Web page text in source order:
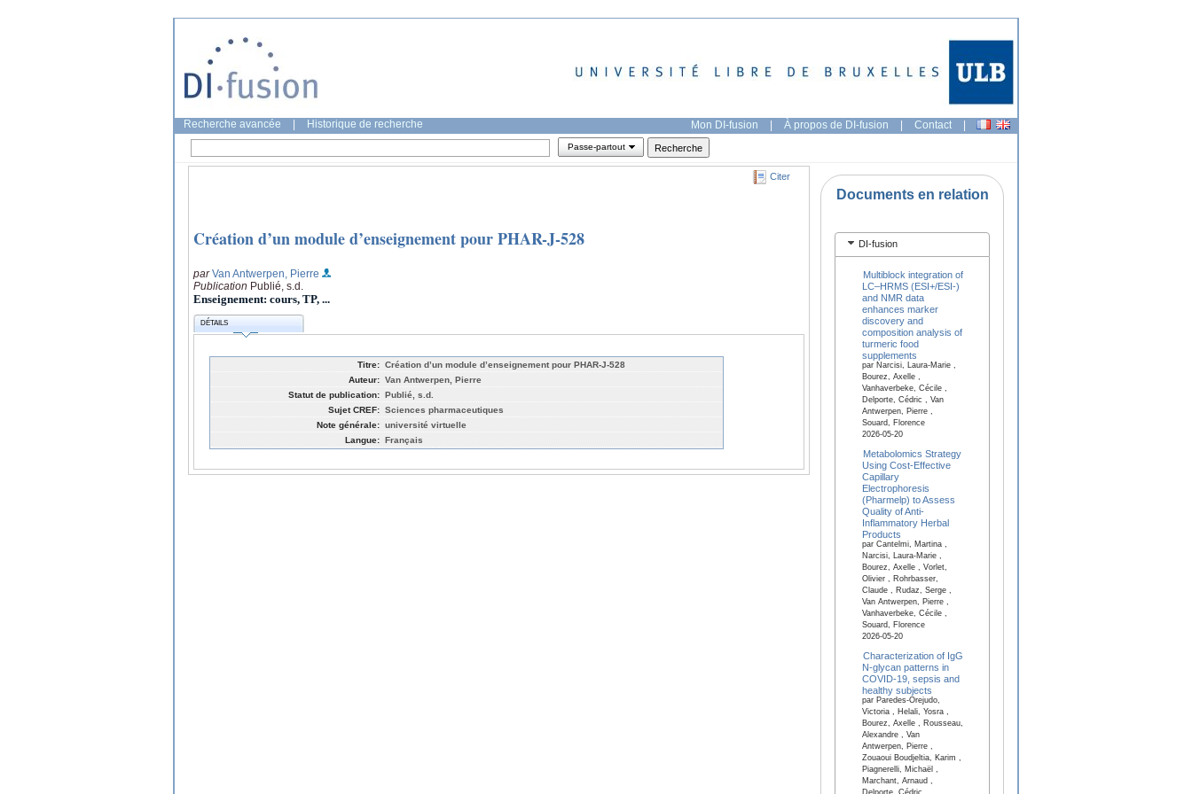
Recherche avancée Historique de recherche Mon DI-fusion | À propos de DI-fusion | Contact |
Passe-partout
Citer
Création d’un module d’enseignement pour PHAR-J-528
parVan Antwerpen, Pierre
Publication Publié, s.d.
Enseignement: cours, TP, ...
DÉTAILS
Titre: Création d’un module d’enseignement pour PHAR-J-528
Auteur: Van Antwerpen, Pierre
Statut de publication: Publié, s.d.
Sujet CREF: Sciences pharmaceutiques
Note générale: université virtuelle
Langue: Français
Documents en relation
DI-fusion
Multiblock integration of
LC–HRMS (ESI+/ESI-)
and NMR data
enhances marker
discovery and
composition analysis of
turmeric food
supplements
par Narcisi, Laura-Marie ,
Bourez, Axelle ,
Vanhaverbeke, Cécile ,
Delporte, Cédric , Van
Antwerpen, Pierre ,
Souard, Florence
2026-05-20
Metabolomics Strategy
Using Cost-Effective
Capillary
Electrophoresis
(Pharmelp) to Assess
Quality of Anti-
Inflammatory Herbal
Products
par Cantelmi, Martina ,
Narcisi, Laura-Marie ,
Bourez, Axelle , Vorlet,
Olivier , Rohrbasser,
Claude , Rudaz, Serge ,
Van Antwerpen, Pierre ,
Vanhaverbeke, Cécile ,
Souard, Florence
2026-05-20
Characterization of IgG
N-glycan patterns in
COVID-19, sepsis and
healthy subjects
par Paredes-Orejudo,
Victoria , Helali, Yosra ,
Bourez, Axelle , Rousseau,
Alexandre , Van
Antwerpen, Pierre ,
Zouaoui Boudjeltia, Karim ,
Piagnerelli, Michaël ,
Marchant, Arnaud ,